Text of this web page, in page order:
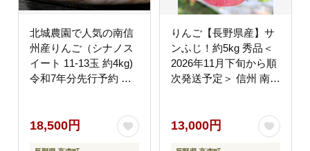
北城農園で人気の南信
州産りんご（シナノス
イート 11-13玉 約4kg)
令和7年分先行予約 長
のりんご
18,500円
りんご【長野県産】サ
ンふじ！約5kg 秀品＜
2026年11月下旬から順
次発送予定＞ 信州 南信
山下屋荘介
13,000円